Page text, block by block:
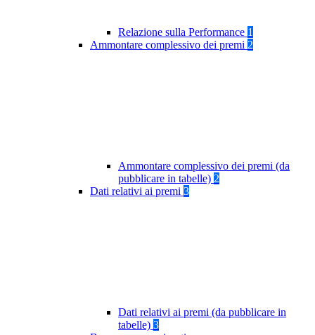
Relazione sulla Performance 1
Ammontare complessivo dei premi 2
Ammontare complessivo dei premi (da
pubblicare in tabelle) 2
Dati relativi ai premi 3
Dati relativi ai premi (da pubblicare in
tabelle) 3